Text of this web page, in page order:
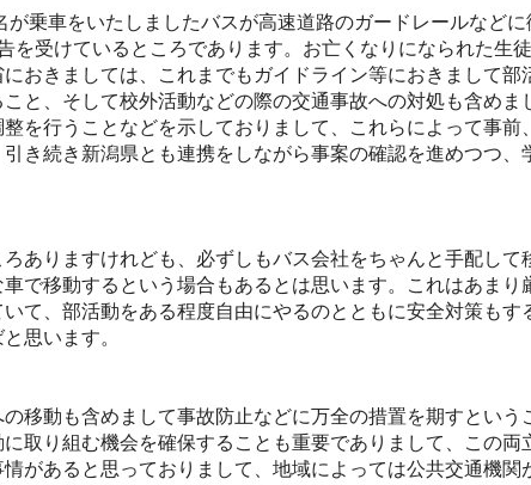
乗車をいたしましたバスが高速道路のガードレールなどに
受けているところであります。お亡くなりになられた生
おきましては、これまでもガイドライン等におきまして部
と、そして校外活動などの際の交通事故への対処も含めま
を行うことなどを示しておりまして、これらによって事前
き続き新潟県とも連携をしながら事案の確認を進めつつ、
りますけれども、必ずしもバス会社をちゃんと手配して
で移動するという場合もあるとは思います。これはあまり
て、部活動をある程度自由にやるのとともに安全対策もす
思います。
動も含めまして事故防止などに万全の措置を期すという
取り組む機会を確保することも重要でありまして、この両
があると思っておりまして、地域によっては公共交通機関